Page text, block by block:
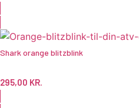
Shark orange blitzblink
295,00 KR.